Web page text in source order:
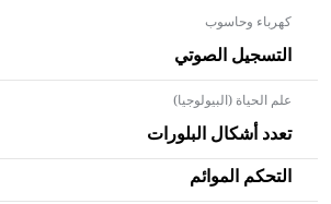
كهرباء وحاسوب
التسجيل الصوتي
علم الحياة (البيولوجيا)
تعدد أشكال البلورات
التحكم الموائم